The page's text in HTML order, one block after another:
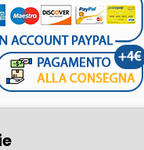
S.R.L. Unipersonale di